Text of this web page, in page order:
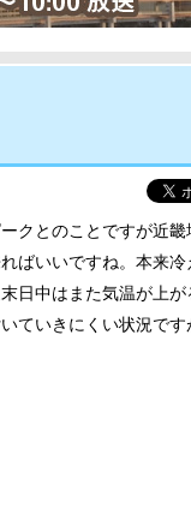
クとのことですが近畿
ばいいですね。本来冷
日中はまた気温が上が
ていきにくい状況で